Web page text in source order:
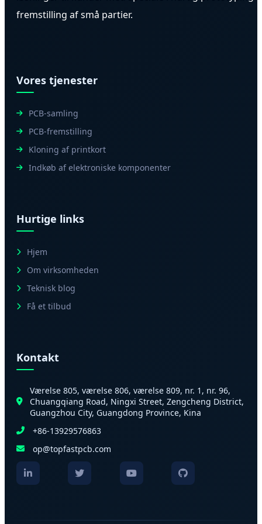
fremstilling af små partier.
Vores tjenester
PCB-samling
PCB-fremstilling
Kloning af printkort
Indkøb af elektroniske komponenter
Hurtige links
Hjem
Om virksomheden
Teknisk blog
Få et tilbud
Kontakt
Værelse 805, værelse 806, værelse 809, nr. 1, nr. 96,
Chuangqiang Road, Ningxi Street, Zengcheng District,
Guangzhou City, Guangdong Province, Kina
+86-13929576863
op@topfastpcb.com